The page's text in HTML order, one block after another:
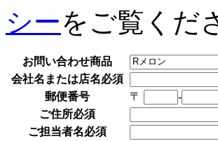
シーをご覧くだ
お問い合わせ商品
会社名または店名必須
郵便番号
〒
-
ご住所必須
ご担当者名必須